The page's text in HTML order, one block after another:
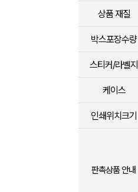
상품 재질
박스포장수량
스티커/라벨지
케이스
인쇄위치크기
판촉상품 안내